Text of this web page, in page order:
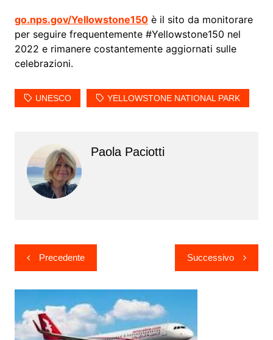
go.nps.gov/Yellowstone150è il sito da monitorare
per seguire frequentemente #Yellowstone150 nel
2022 e rimanere costantemente aggiornati sulle
celebrazioni.
UNESCO YELLOWSTONE NATIONAL PARK
Paola Paciotti
Navigazione
articoli
Precedente Successivo